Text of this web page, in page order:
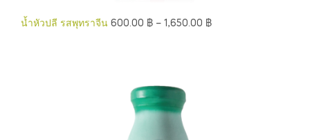
น้ำหัวปลี รสพุทราจีน 600.00 ฿ – 1,650.00 ฿